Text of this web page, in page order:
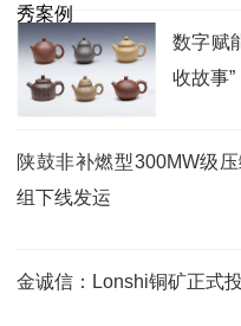
数字赋
收故事”
陕鼓非补燃型300MW级
组下线发运
金诚信：Lonshi铜矿正式